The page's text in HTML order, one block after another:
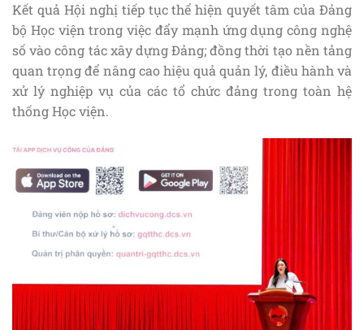
Kết quả Hội nghị tiếp tục thể hiện quyết tâm của Đảng
bộ Học viện trong việc đẩy mạnh ứng dụng công nghệ
số vào công tác xây dựng Đảng; đồng thời tạo nền tảng
quan trọng để nâng cao hiệu quả quản lý, điều hành và
xử lý nghiệp vụ của các tổ chức đảng trong toàn hệ
thống Học viện.